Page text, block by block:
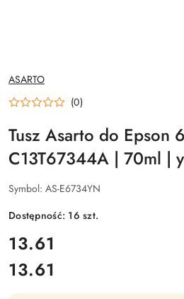
NAZWA
PRODUCENTA:
ASARTO
(0)
Tusz Asarto do Epson
C13T67344A | 70ml |
Symbol: AS-E6734YN
Dostępność: 16szt.
cena:
13.61
Cena:
13.61